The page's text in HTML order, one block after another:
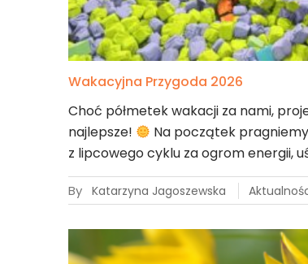
Wakacyjna Przygoda 2026
Choć półmetek wakacji za nami,
najlepsze!
Na początek
z lipcowego cyklu za ogrom energii,
By Katarzyna Jagoszewska